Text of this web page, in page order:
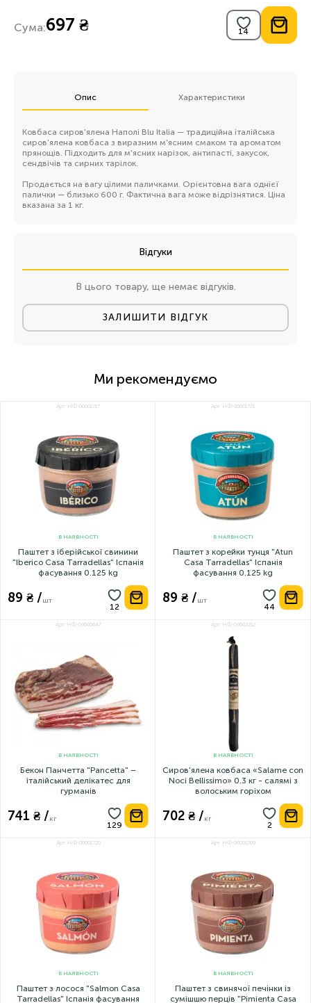
Сума:697 ₴
Опис Характеристики
Ковбаса сиров'ялена Наполі Blu Italia — традиційна італійська
сиров'ялена ковбаса з виразним м'ясним смаком та ароматом
прянощів. Підходить для м'ясних нарізок, антипасті, закусок,
сендвічів та сирних тарілок.
Продається на вагу цілими паличками. Орієнтовна вага однієї
палички — близько 600 г. Фактична вага може відрізнятися. Ціна
вказана за 1 кг.
Відгуки
В цього товару, ще немає відгуків.
ЗАЛИШИТИ ВІДГУК
Ми рекомендуємо
Арт: НФ-00001717
В НАЯВНОСТІ
Паштет з іберійської свинини
"Iberico Casa Tarradellas" Іспанія
фасування 0.125 kg
89 ₴ /шт
Арт: НФ-00001721
В НАЯВНОСТІ
Паштет з корейки тунця "Atun
Casa Tarradellas" Іспанія
фасування 0.125 kg
89 ₴ /шт
Арт: НФ-00000647
В НАЯВНОСТІ
Бекон Панчетта "Pancetta" –
італійський делікатес для
гурманів
741 ₴ /кг
Арт: НФ-00002212
В НАЯВНОСТІ
Сиров'ялена ковбаса «Salame con
Noci Bellissimo» 0.3 кг - салямі з
волоським горіхом
702 ₴ /кг
Арт: НФ-00001720
В НАЯВНОСТІ
Паштет з лосося "Salmon Casa
Tarradellas" Іспанія фасування
Арт: НФ-00001709
В НАЯВНОСТІ
Паштет з свинячої печінки із
сумішшю перців "Pimienta Casa